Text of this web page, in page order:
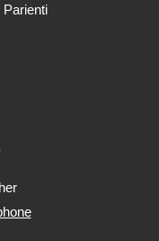
Parienti